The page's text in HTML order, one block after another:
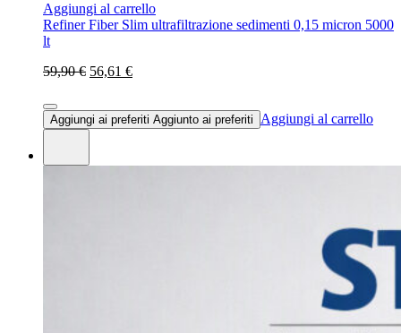
Aggiungi al carrello
Refiner Fiber Slim ultrafiltrazione sedimenti 0,15 micron 5000
lt
59,90 € 56,61 €
Aggiungi ai preferiti Aggiunto ai preferiti Aggiungi al carrello